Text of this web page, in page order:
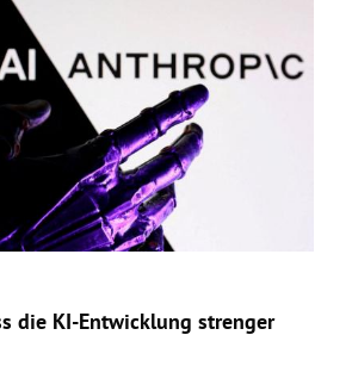
die KI-Entwicklung strenger